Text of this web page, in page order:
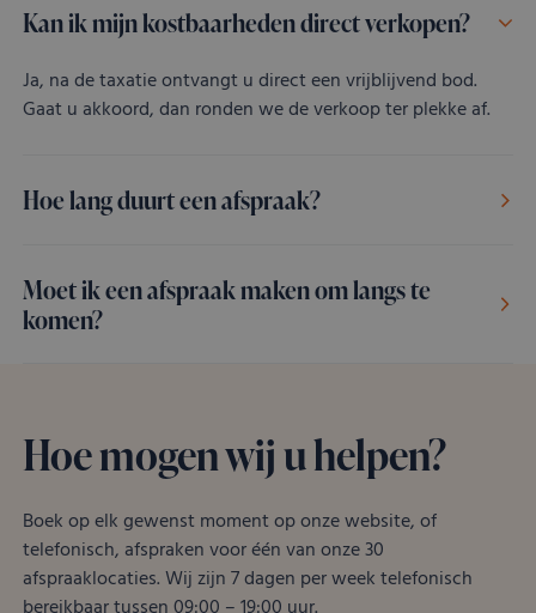
Kan ik mijn kostbaarheden direct verkopen?
Ja, na de taxatie ontvangt u direct een vrijblijvend bod.
Gaat u akkoord, dan ronden we de verkoop ter plekke af.
Hoe lang duurt een afspraak?
Moet ik een afspraak maken om langs te
komen?
Hoe mogen wij u helpen?
Boek op elk gewenst moment op onze website, of
telefonisch, afspraken voor één van onze 30
afspraaklocaties. Wij zijn 7 dagen per week telefonisch